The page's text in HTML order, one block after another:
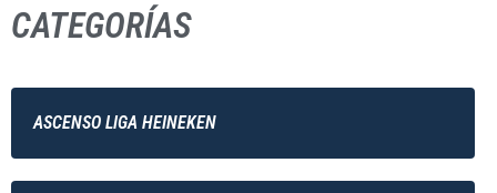
CATEGORÍAS
ASCENSO LIGA HEINEKEN